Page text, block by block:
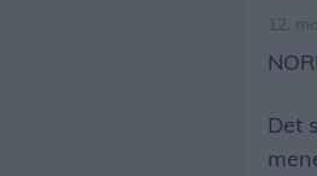
12.
Det